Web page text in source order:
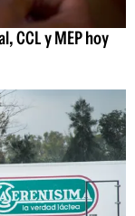
CCL y MEP hoy